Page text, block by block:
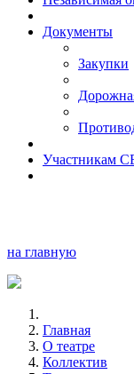
Документы
Закупки
Участникам
на главную
Главная
О театре
Коллектив